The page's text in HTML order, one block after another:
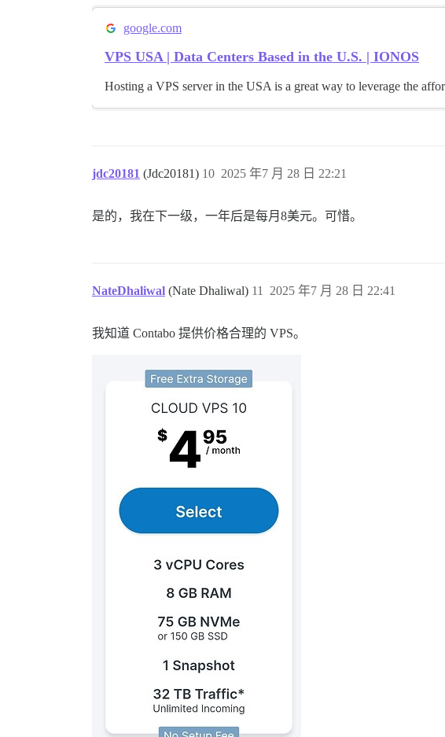
google.com
VPS USA | Data Centers Based in the U.S. | IONOS
Hosting a VPS server in the USA is a great way to leverage the
jdc20181 (Jdc20181) 2025 年7 月 28 日 22:21
10
是的，我在下一级，一年后是每月8美元。可惜。
NateDhaliwal (Nate Dhaliwal) 2025 年7 月 28 日 22:41
11
我知道 Contabo 提供价格合理的 VPS。